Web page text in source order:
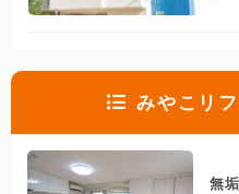
みやこリ
無